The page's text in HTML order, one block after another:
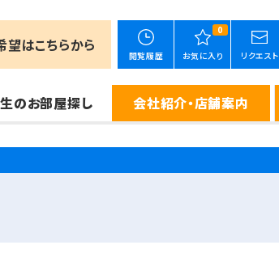
望はこちらから
閲覧履歴
0
お気に入り リクエスト
のお部屋探し 会社紹介・店舗案内